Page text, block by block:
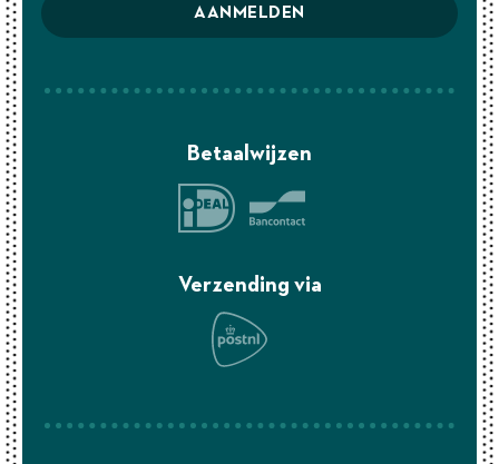
AANMELDEN
Betaalwijzen
Verzending via